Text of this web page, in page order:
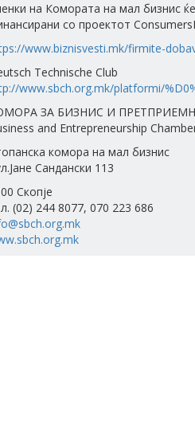
на Комората на мал бизнис
со проектот
www.biznisvesti.mk/firmite-
Technische Club
www.sbch.org.mk/platformi/
ЗА БИЗНИС И
and Entrepreneurship
комора на мал бизнис
Сандански 113
Скопје
(02) 244 8077, 070 223 686